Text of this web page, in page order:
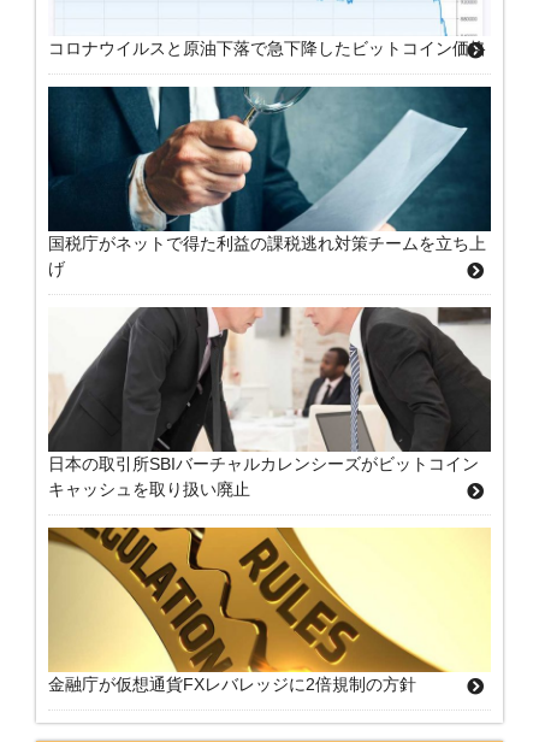
コロナウイルスと原油下落で急下降したビットコイン価格
国税庁がネットで得た利益の課税逃れ対策チームを立ち上
げ
日本の取引所SBIバーチャルカレンシーズがビットコイン
キャッシュを取り扱い廃止
金融庁が仮想通貨FXレバレッジに2倍規制の方針